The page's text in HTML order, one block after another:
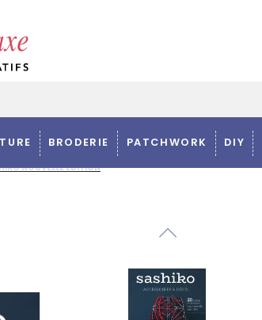
BRODERIE PATCHWORK DIY
NOUVELLE ÉDITION